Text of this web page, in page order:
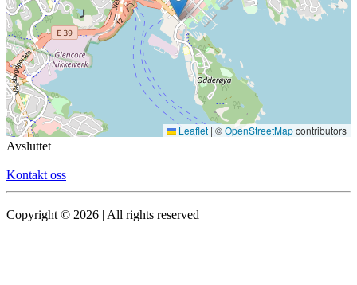
Leaflet | ©OpenStreetMapcontributors
Avsluttet
Kontakt oss
Copyright © 2026 | All rights reserved